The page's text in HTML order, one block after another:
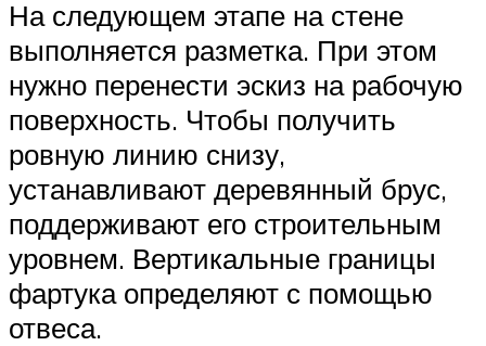
На следующем этапе на стене
выполняется разметка. При этом
нужно перенести эскиз на рабочую
поверхность. Чтобы получить
ровную линию снизу,
устанавливают деревянный брус,
поддерживают его строительным
уровнем. Вертикальные границы
фартука определяют с помощью
отвеса.